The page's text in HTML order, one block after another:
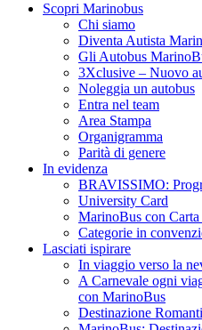
Scopri Marinobus
Chi siamo
Diventa Autista
Gli Autobus
3Xclusive – Nuovo
Noleggia un autobus
Entra nel team
Area Stampa
Organigramma
Parità di genere
In evidenza
BRAVISSIMO:
University Card
MarinoBus con
Categorie in
Lasciati ispirare
In viaggio verso la
A Carnevale ogni
con MarinoBus
Destinazione